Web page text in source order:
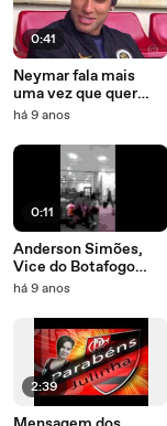
0:41
Neymar fala mais
uma vez que quer
jogar no Flamengo
há 9 anos
0:11
Anderson Simões,
Vice do Botafogo
comanda provocação
Flamengo
há 9 anos
2:39